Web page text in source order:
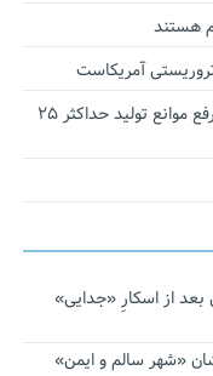
هستند
آمریکاست
سخنگوی کمیسیون اقتصادی مجلس: قانون رفع موانع تولید حداکثر ۲۵
همچنان در آیینه است/ ۱۴ سال بعد از اسکارِ «جدایی»
«شهر سالم و ایمن»